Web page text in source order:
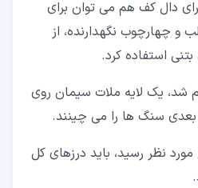
دال کف هم می توان برای
و چهارچوب نگهدارنده، از
استفاده کرد.
شد، یک لایه ملات سیمان روی
سنگ ها را می چینند.
مورد نظر رسید، باید درزهای کل